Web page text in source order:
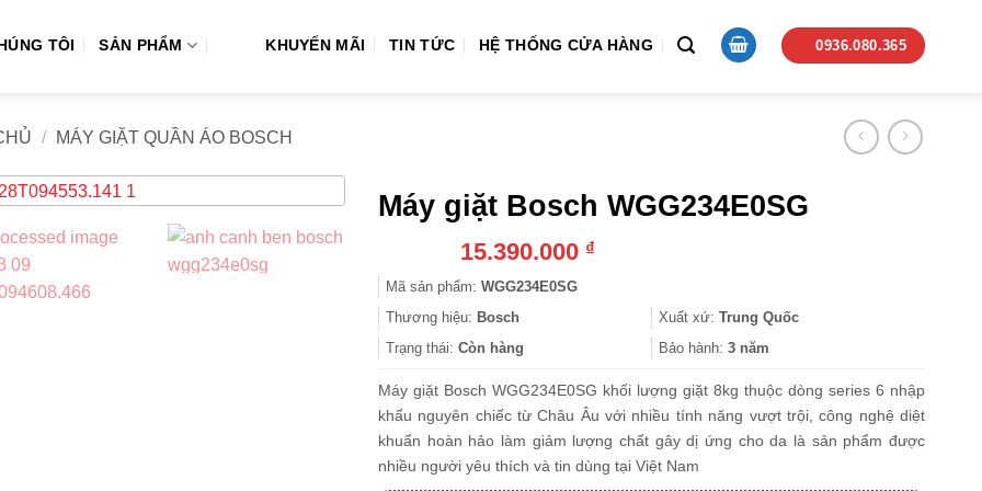
TÔI SẢN PHẨM KHUYẾN MÃI TIN TỨC HỆ THỐNG CỬA HÀNG 0936.080.365
/ MÁY GIẶT QUẦN ÁO BOSCH
Máy giặt Bosch WGG234E0SG
15.390.000 ₫
Mã sản phẩm: WGG234E0SG
Thương hiệu: Bosch Xuất xứ:Trung Quốc
Trạng thái: Còn hàng Bảo hành:3 năm
Máy giặt Bosch WGG234E0SG khối lượng giặt 8kg thuộc dòng series 6 nhập
khẩu nguyên chiếc từ Châu Âu với nhiều tính năng vượt trội, công nghệ diệt
khuẩn hoàn hảo làm giảm lượng chất gây dị ứng cho da là sản phẩm được
nhiều người yêu thích và tin dùng tại Việt Nam